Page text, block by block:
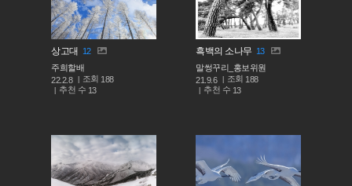
상고대 12
주희할배
22.2.8
조회 188
추천 수 13
흑백의 소나무 13
말썽꾸리_홍보위원
21.9.6
조회 188
추천 수 13